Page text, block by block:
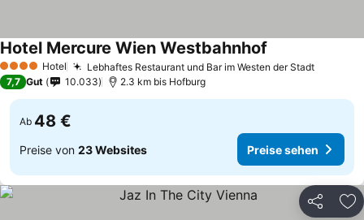
4 Sterne Hotel Lebhaftes Restaurant und Bar im Westen der Stadt
Hotel Mercure Wien Westbahnhof
7,7 Gut 10.033 2.3 km bis Hofburg
Ab 48 €
Preise von 23 Websites Preise sehen
Teilen